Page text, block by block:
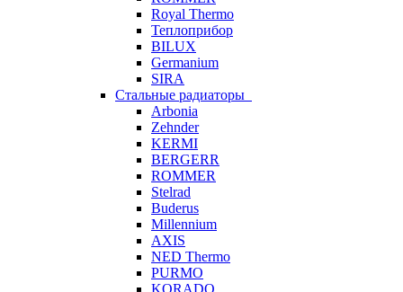
Royal Thermo
Теплоприбор
BILUX
Germanium
SIRA
Стальные радиаторы
Arbonia
Zehnder
KERMI
BERGERR
ROMMER
Stelrad
Buderus
Millennium
AXIS
NED Thermo
PURMO
KORADO